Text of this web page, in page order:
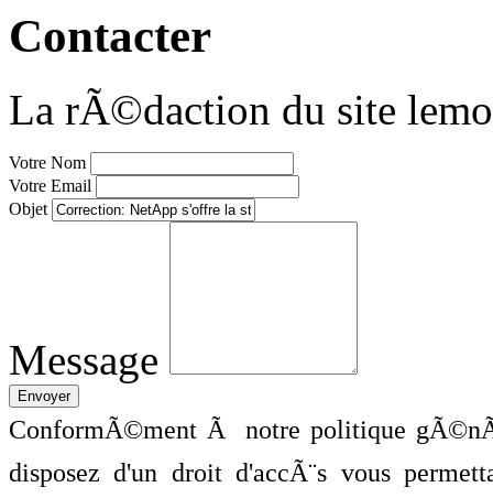
Contacter
La rÃ©daction du site
Votre Nom
Votre Email
Objet
Message
ConformÃ©ment Ã notre politique
disposez d'un droit d'accÃ¨s vous